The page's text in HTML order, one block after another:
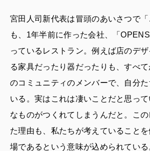
宮田人司新代表は冒頭のあいさつで
も、1年半前に作った会社、「
っているレストラン。例えば店のデ
る家具だったり器だったりも、すべて
のコミュニティのメンバーで、自分
いる。実はこれは凄いことだと思っ
なものがつくれてしまうんだと。こ
た理由も、私たちが考えていることを
場であるという意味が込められてい